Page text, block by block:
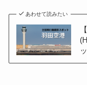
あわせて読みたい